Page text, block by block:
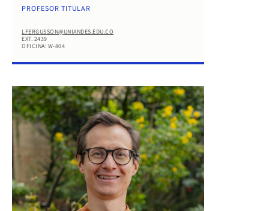
PROFESOR TITULAR
LFERGUSSON@UNIANDES.EDU.CO
EXT. 2439
OFICINA: W-804